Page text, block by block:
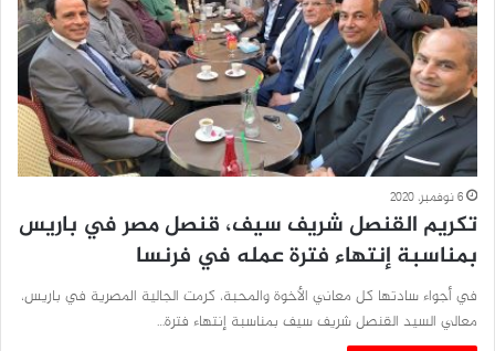
6 نوفمبر، 2020
تكريم القنصل شريف سيف، قنصل مصر في باريس
بمناسبة إنتهاء فترة عمله في فرنسا
في أجواء سادتها كل معاني الأخوة والمحبة، كرمت الجالية المصرية في باريس،
معالي السيد القنصل شريف سيف بمناسبة إنتهاء فترة…